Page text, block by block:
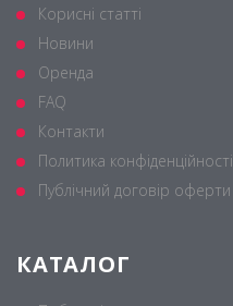
Корисні статті
Новини
Оренда
FAQ
Контакти
Политика конфіденційності
Публічний договір оферти
КАТАЛОГ